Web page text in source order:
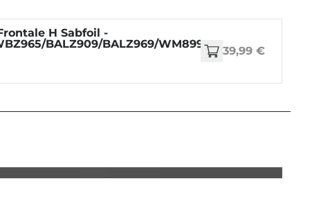
H Sabfoil -
BALZ909/BALZ969/WM899/WM999
39,99 €